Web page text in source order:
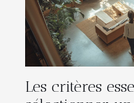
Les critères